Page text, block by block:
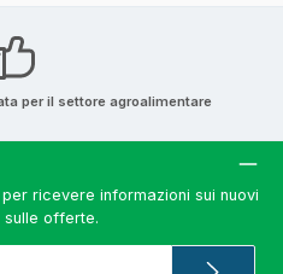
per il settore agroalimentare
ricevere informazioni sui nuovi
offerte.